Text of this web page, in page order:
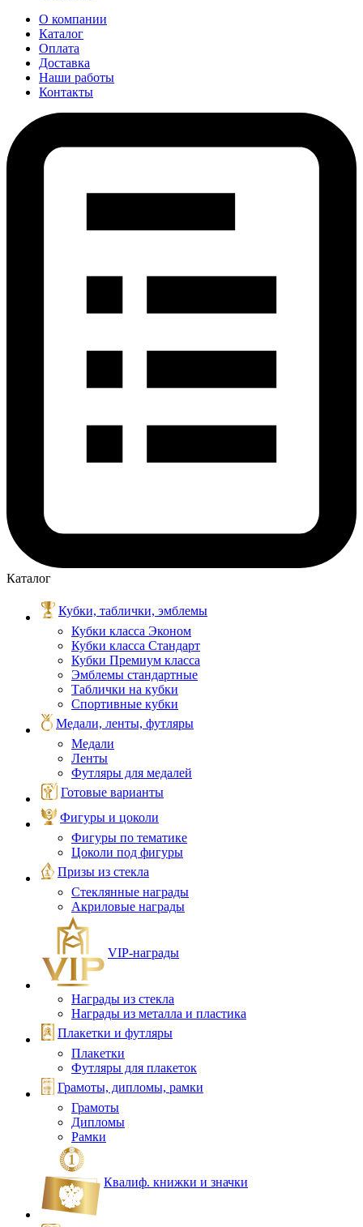
О компании
Каталог
Оплата
Доставка
Наши работы
Контакты
Каталог
Кубки, таблички, эмблемы
Кубки класса Эконом
Кубки класса Стандарт
Кубки Премиум класса
Эмблемы стандартные
Таблички на кубки
Спортивные кубки
Медали, ленты, футляры
Медали
Ленты
Футляры для медалей
Готовые варианты
Фигуры и цоколи
Фигуры по тематике
Цоколи под фигуры
Призы из стекла
Стеклянные награды
Акриловые награды
VIP‑награды
Награды из стекла
Награды из металла и пластика
Плакетки и футляры
Плакетки
Футляры для плакеток
Грамоты, дипломы, рамки
Грамоты
Дипломы
Рамки
Квалиф. книжки и значки